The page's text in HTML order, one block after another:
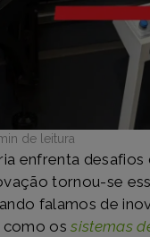
de leitura
enfrenta
tornou-se
falamos de
como ossistemas